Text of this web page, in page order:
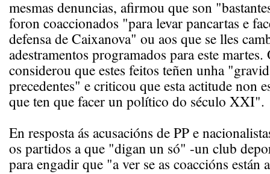
mesmas denuncias, afirmou que son
foron coaccionados "para levar pancartas e
defensa de Caixanova" ou aos que se lles
adestramentos programados para este
considerou que estes feitos teñen unha
precedentes" e criticou que esta actitude non
que ten que facer un político do século XXI".
En resposta ás acusacións de PP e
os partidos a que "digan un só" -un club
para engadir que "a ver se as coaccións están